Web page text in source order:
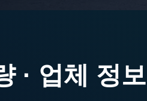
· 업체 정보